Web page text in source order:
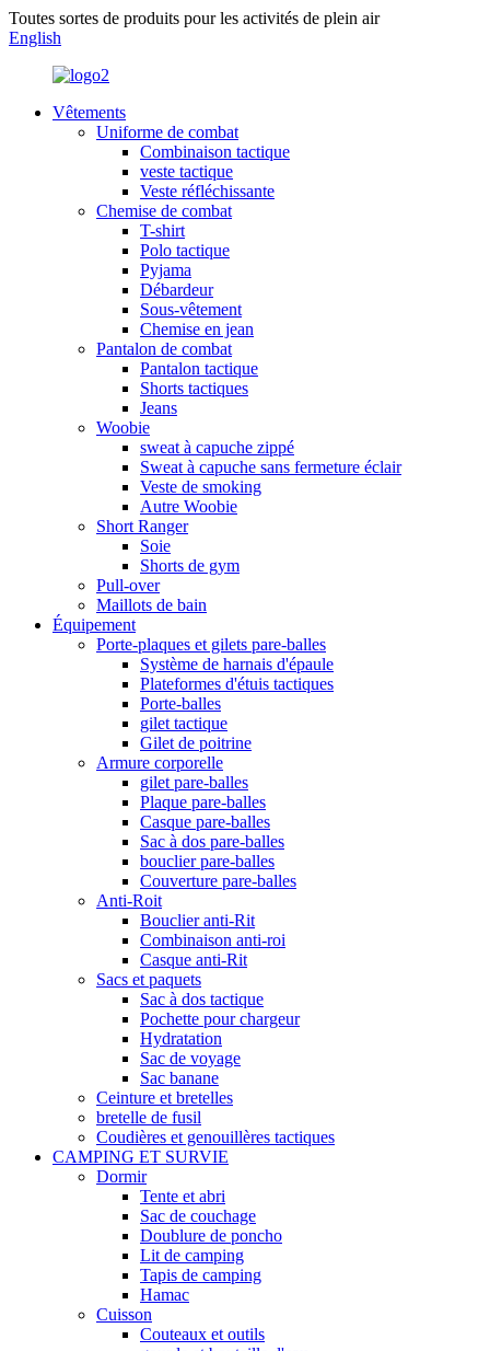
Toutes sortes de produits pour les activités de plein air
English
Vêtements
Uniforme de combat
Combinaison tactique
veste tactique
Veste réfléchissante
Chemise de combat
T-shirt
Polo tactique
Pyjama
Débardeur
Sous-vêtement
Chemise en jean
Pantalon de combat
Pantalon tactique
Shorts tactiques
Jeans
Woobie
sweat à capuche zippé
Sweat à capuche sans fermeture éclair
Veste de smoking
Autre Woobie
Short Ranger
Soie
Shorts de gym
Pull-over
Maillots de bain
Équipement
Porte-plaques et gilets pare-balles
Système de harnais d'épaule
Plateformes d'étuis tactiques
Porte-balles
gilet tactique
Gilet de poitrine
Armure corporelle
gilet pare-balles
Plaque pare-balles
Casque pare-balles
Sac à dos pare-balles
bouclier pare-balles
Couverture pare-balles
Anti-Roit
Bouclier anti-Rit
Combinaison anti-roi
Casque anti-Rit
Sacs et paquets
Sac à dos tactique
Pochette pour chargeur
Hydratation
Sac de voyage
Sac banane
Ceinture et bretelles
bretelle de fusil
Coudières et genouillères tactiques
CAMPING ET SURVIE
Dormir
Tente et abri
Sac de couchage
Doublure de poncho
Lit de camping
Tapis de camping
Hamac
Cuisson
Couteaux et outils